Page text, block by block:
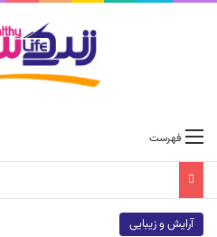
فهرست
آرایش و زیبایی